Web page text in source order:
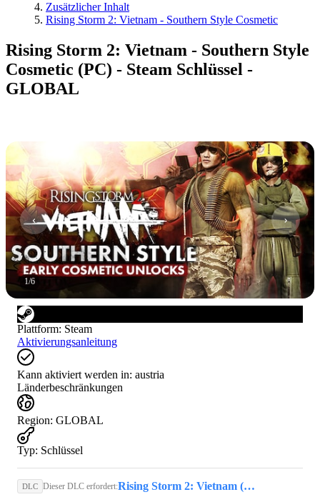
Zusätzlicher Inhalt
Rising Storm 2: Vietnam - Southern Style Cosmetic
Rising Storm 2: Vietnam - Southern Style
Cosmetic (PC) - Steam Schlüssel -
GLOBAL
1/6
Plattform: Steam
Aktivierungsanleitung
Kann aktiviert werden in: austria
Länderbeschränkungen
Region: GLOBAL
Typ: Schlüssel
DLC Dieser DLC erfordert: Rising Storm 2: Vietnam (PC) - Steam Key - GLOBAL